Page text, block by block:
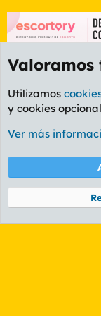
Foro General
Cookies
PL
Community platform by
Utilizamos
y cookies
Ver más